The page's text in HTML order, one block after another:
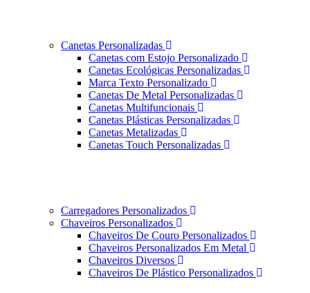
Canetas Personalizadas
Canetas com Estojo Personalizado
Canetas Ecológicas Personalizadas
Marca Texto Personalizado
Canetas De Metal Personalizadas
Canetas Multifuncionais
Canetas Plásticas Personalizadas
Canetas Metalizadas
Canetas Touch Personalizadas
Carregadores Personalizados
Chaveiros Personalizados
Chaveiros De Couro Personalizados
Chaveiros Personalizados Em Metal
Chaveiros Diversos
Chaveiros De Plástico Personalizados